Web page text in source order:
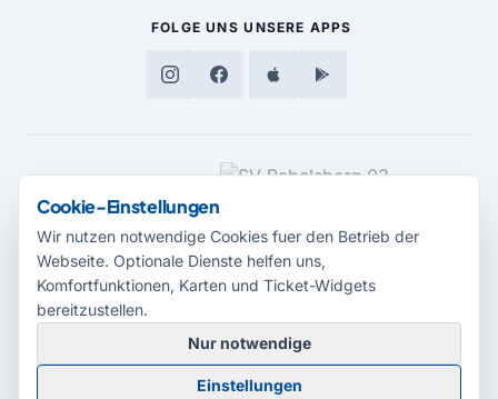
FOLGE UNS UNSERE APPS
MEDIENPARTNER
© 2026 Radio Potsdam. Webseite entwickelt durch dieMedienagentur
Babelsberg
Cookie-Einstellungen
Wir nutzen notwendige Cookies fuer den Betrieb der
Webseite. Optionale Dienste helfen uns,
Komfortfunktionen, Karten und Ticket-Widgets
bereitzustellen.
Nur notwendige
Einstellungen